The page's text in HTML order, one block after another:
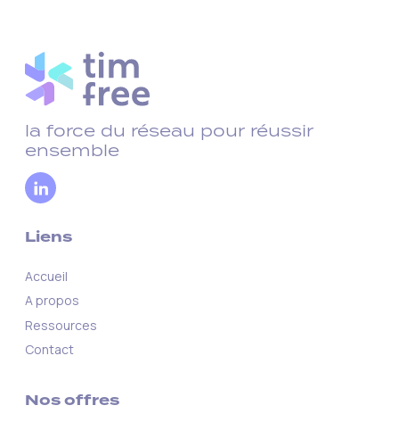
la force du réseau pour réussir
ensemble
Liens
Accueil
A propos
Ressources
Contact
Nos offres